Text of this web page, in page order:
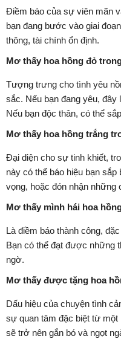
Điềm báo của sự viên mãn
bạn đang bước vào giai
thông, tài chính ổn định.
Mơ thấy hoa hồng đỏ
Tượng trưng cho tình yêu
sắc. Nếu bạn đang yêu, đây
Nếu bạn độc thân, có thể
Mơ thấy hoa hồng trắng
Đại diện cho sự tinh khiết,
này có thể báo hiệu bạn
vọng, hoặc đón nhận
Mơ thấy mình hái hoa
Là điềm báo thành công,
Bạn có thể đạt được những
ngờ.
Mơ thấy được tặng hoa
Dấu hiệu của chuyện tình
sự quan tâm đặc biệt từ
sẽ trở nên gắn bó và ngọt